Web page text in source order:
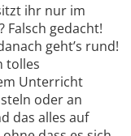
ihr nur im
Falsch gedacht!
geht’s rund!
tolles
Unterricht
oder an
das alles auf